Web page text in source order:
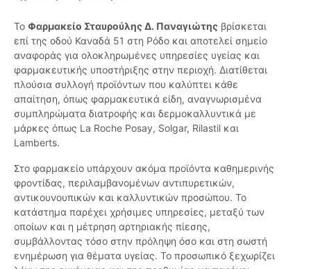
Το Φαρμακείο Σταυρούλης Δ. Παναγιώτης βρίσκεται
επί της οδού Καναδά 51 στη Ρόδο και αποτελεί σημείο
αναφοράς για ολοκληρωμένες υπηρεσίες υγείας και
φαρμακευτικής υποστήριξης στην περιοχή. Διατίθεται
πλούσια συλλογή προϊόντων που καλύπτει κάθε
απαίτηση, όπως φαρμακευτικά είδη, αναγνωρισμένα
συμπληρώματα διατροφής και δερμοκαλλυντικά με
μάρκες όπως La Roche Posay, Solgar, Rilastil και
Lamberts.
Στο φαρμακείο υπάρχουν ακόμα προϊόντα καθημερινής
φροντίδας, περιλαμβανομένων αντιπυρετικών,
αντικουνουπικών και καλλυντικών προσώπου. Το
κατάστημα παρέχει χρήσιμες υπηρεσίες, μεταξύ των
οποίων και η μέτρηση αρτηριακής πίεσης,
συμβάλλοντας τόσο στην πρόληψη όσο και στη σωστή
ενημέρωση για θέματα υγείας. Το προσωπικό ξεχωρίζει